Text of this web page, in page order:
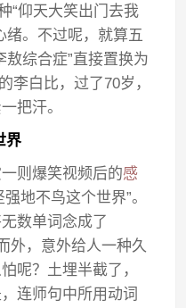
“仰天大笑出门去我
绪。不过呢，就算五
敖综合症”直接置换为
李白比，过了70岁，
把汗。
界
则爆笑视频后的感
地不鸟这个世界”。
数单词念成了
外，意外给人一种久
呢？土埋半截了，
连师句中所用动词